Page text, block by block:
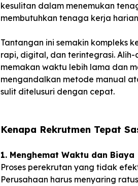
kesulitan dalam menemukan
membutuhkan tenaga kerja
Tantangan ini semakin kompleks
rapi, digital, dan terintegrasi.
memakan waktu lebih lama dan
mengandalkan metode manual
sulit ditelusuri dengan cepat.
Kenapa Rekrutmen Tepat
1. Menghemat Waktu dan Biaya
Proses perekrutan yang tidak
Perusahaan harus menyaring